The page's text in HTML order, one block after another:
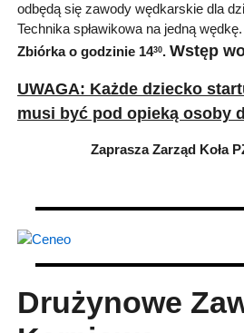
odbędą się zawody wędkarskie dla
Technika spławikowa na jedną wędkę.
Zbiórka o godzinie 1430. Wstęp
UWAGA: Każde dziecko
musi być pod opieką osoby
Zaprasza Zarząd Koła
Drużynowe